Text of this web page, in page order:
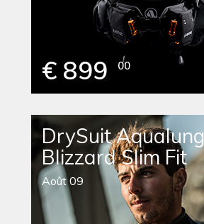
€ 899 00
DrySuit Aqualung
Blizzard Slim Fit
Août 09